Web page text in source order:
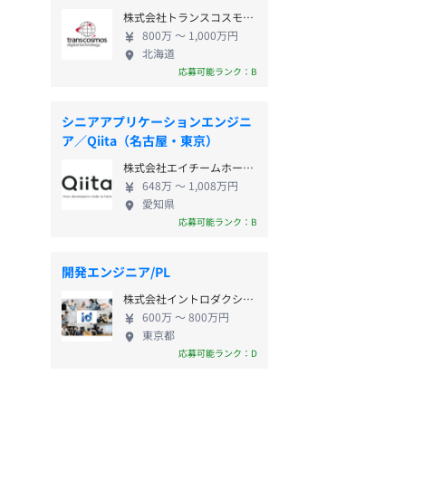
株式会社トランスコスモス・デジタル・テクノロジー
800万 〜 1,000万円
北海道
応募可能ランク：B
シニアアプリケーションエンジニ
ア／Qiita（名古屋・東京）
株式会社エイチームホールディングス
648万 〜 1,008万円
愛知県
応募可能ランク：B
開発エンジニア/PL
株式会社イントロダクション
600万 〜 800万円
東京都
応募可能ランク：D